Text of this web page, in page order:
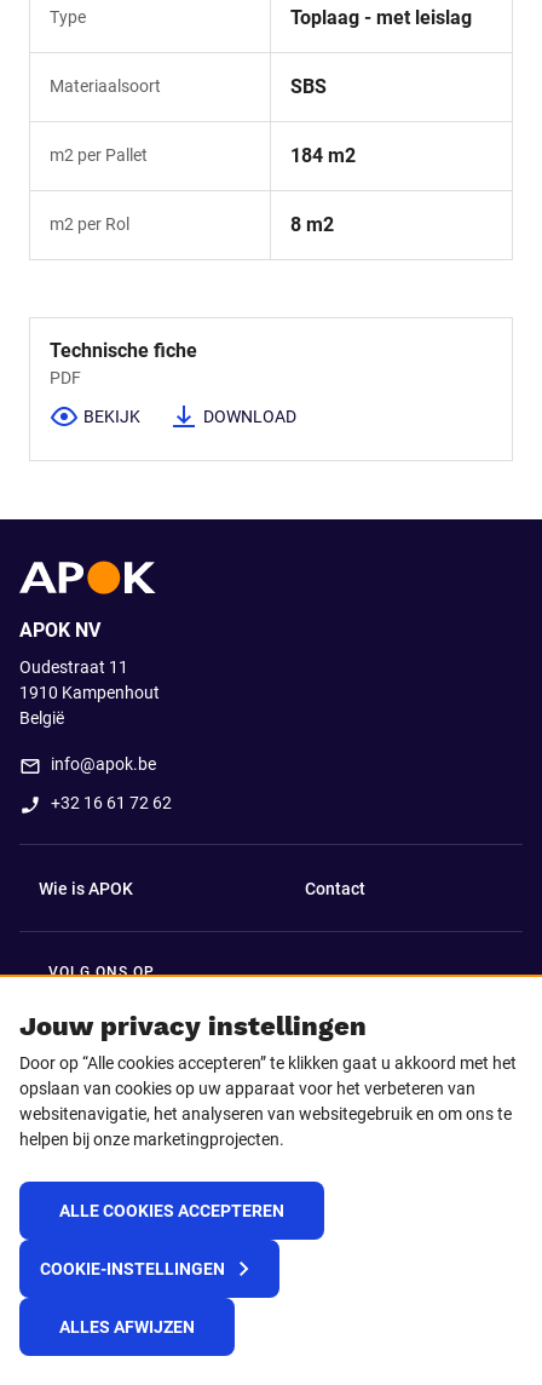
Type Toplaag - met leislag
Materiaalsoort SBS
m2 per Pallet 184 m2
m2 per Rol 8 m2
Technische fiche
PDF
BEKIJK DOWNLOAD
Jouw privacy instellingen
Door op “Alle cookies accepteren” te klikken gaat u akkoord met het
opslaan van cookies op uw apparaat voor het verbeteren van
websitenavigatie, het analyseren van websitegebruik en om ons te
helpen bij onze marketingprojecten.
ALLE COOKIES ACCEPTEREN
COOKIE-INSTELLINGEN
ALLES AFWIJZEN
APOK NV
Oudestraat 11
1910 Kampenhout
België
info@apok.be
+32 16 61 72 62
Wie is APOK Contact
VOLG ONS OP
Facebook LinkedIn
Instagram TikTok